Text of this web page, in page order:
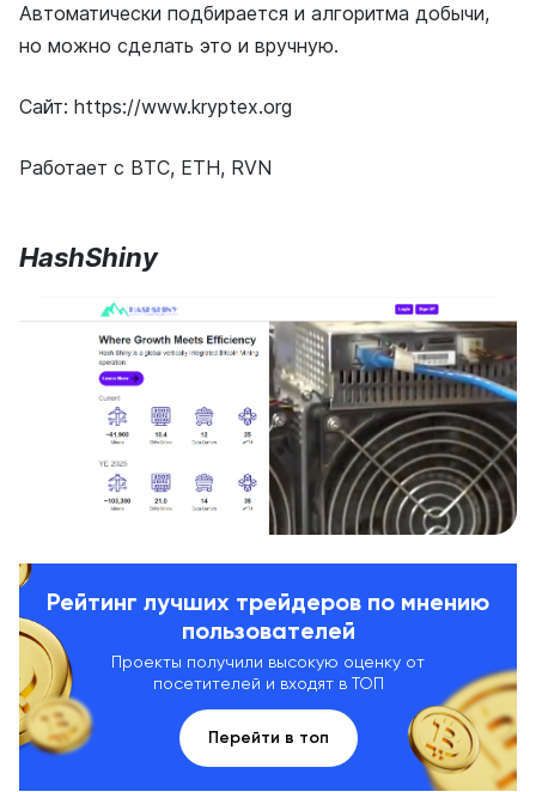
Автоматически подбирается и алгоритма добычи,
но можно сделать это и вручную.
Сайт: https://www.kryptex.org
Работает с BTC, ETH, RVN
HashShiny
Рейтинг лучших трейдеров по мнению
пользователей
Проекты получили высокую оценку от
посетителей и входят в ТОП
Перейти в топ